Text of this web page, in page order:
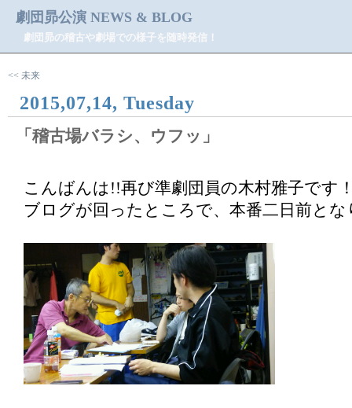
劇団昴公演 NEWS & BLOG
劇団昴の稽古や劇場での様子を随時発信！
<< 未来
2015,07,14, Tuesday
「稽古場バラシ、ウフッ」
こんばんは!!再び準劇団員の木村雅子です
ブログが回ったところで、本番二日前と